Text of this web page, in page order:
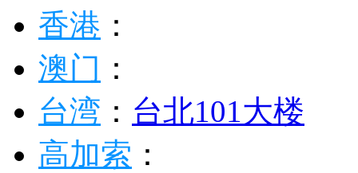
香港 ：
澳门 ：
台湾 ： 台北101大楼
高加索 ：